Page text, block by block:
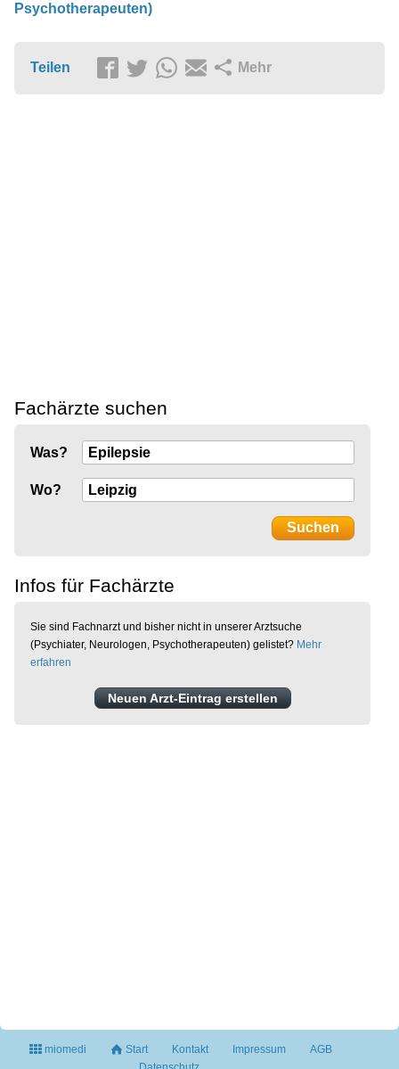
Psychotherapeuten)
Teilen Mehr
Fachärzte suchen
Was?
Wo?
Infos für Fachärzte
Sie sind Fachnarzt und bisher nicht in unserer Arztsuche
(Psychiater, Neurologen, Psychotherapeuten) gelistet? Mehr
erfahren
Neuen Arzt-Eintrag erstellen
miomedi Start Kontakt Impressum
AGB